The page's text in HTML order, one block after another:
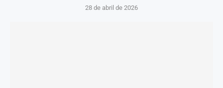
28 de abril de 2026